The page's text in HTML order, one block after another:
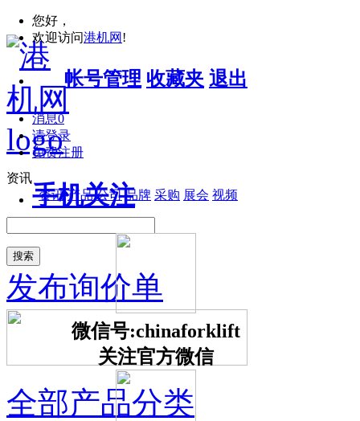
您好，
欢迎访问港机网 !
帐号管理 收藏夹 退出
消息0
请登录
免费注册
手机关注
微信号:chinaforklift
关注官方微信
资讯
资讯 产品 公司 品牌 采购 展会 视频
搜索
发布询价单
全部产品分类